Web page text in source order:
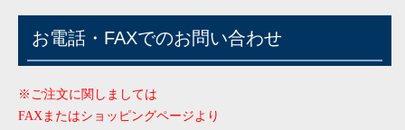
お電話・FAXでのお問い合わせ
※ご注文に関しましては
FAXまたはショッピングページより